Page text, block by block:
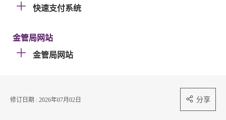
快速支付系统
金管局网站
金管局网站
修订日期 : 2026年07月02日 分享